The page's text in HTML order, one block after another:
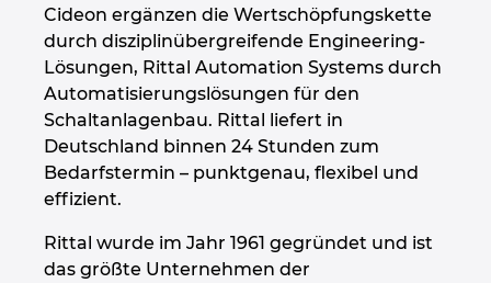
Cideon ergänzen die Wertschöpfungskette
durch disziplinübergreifende Engineering-
Lösungen, Rittal Automation Systems durch
Automatisierungslösungen für den
Schaltanlagenbau. Rittal liefert in
Deutschland binnen 24 Stunden zum
Bedarfstermin – punktgenau, flexibel und
effizient.
Rittal wurde im Jahr 1961 gegründet und ist
das größte Unternehmen der
Österreich
Peru
Philippinen
Polen
Portugal